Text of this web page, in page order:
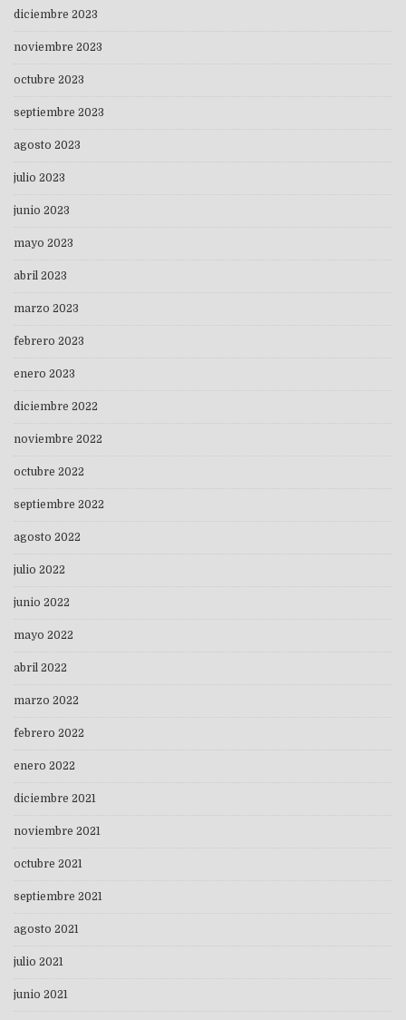
diciembre 2023
noviembre 2023
octubre 2023
septiembre 2023
agosto 2023
julio 2023
junio 2023
mayo 2023
abril 2023
marzo 2023
febrero 2023
enero 2023
diciembre 2022
noviembre 2022
octubre 2022
septiembre 2022
agosto 2022
julio 2022
junio 2022
mayo 2022
abril 2022
marzo 2022
febrero 2022
enero 2022
diciembre 2021
noviembre 2021
octubre 2021
septiembre 2021
agosto 2021
julio 2021
junio 2021